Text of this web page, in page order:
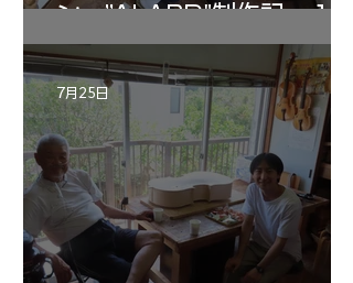
ン ”ALARD"制作記 １2
7月25日